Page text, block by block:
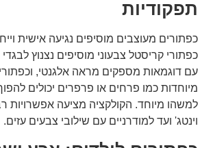
תפקודיות
כפתורים מעוצבים מוסיפים נגיעה אישית
כפתורי קריסטל צבעוני מוסיפים נצנוץ
עם דוגמאות מספקים מראה אלגנטי,
מיוחדות כמו פרחים או פרפרים יכולים
למשהו מיוחד. הקולקציה מציעה אפשרויות
וינטג' ועד למודרניים עם שילובי צבעים עזים.